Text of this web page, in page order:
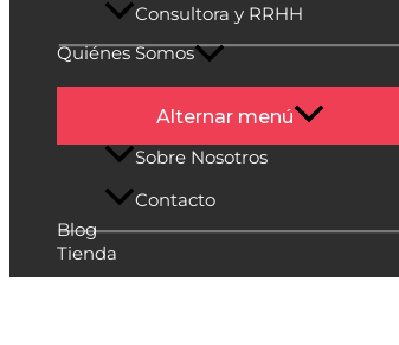
Consultora y RRHH
Quiénes Somos
Alternar menú
Sobre Nosotros
Contacto
Blog
Tienda